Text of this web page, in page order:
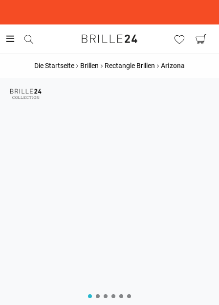
Die Startseite Brillen Rectangle Brillen Arizona